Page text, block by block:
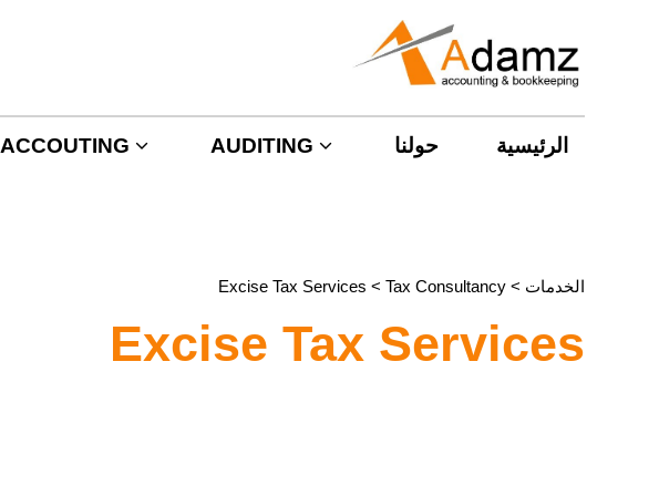
الرئيسية حولنا AUDITING
ACCOUTING
الخدمات >
Tax Consultancy
> Excise Tax Services
Excise Tax Services